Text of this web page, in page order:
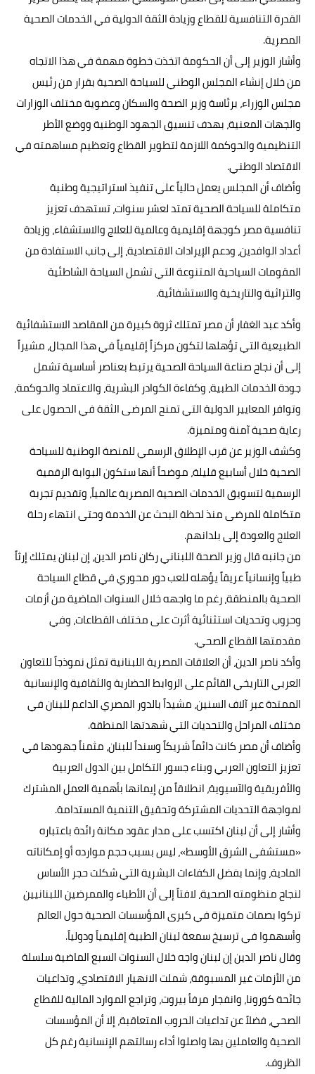
القدرة التنافسية للقطاع وزيادة الثقة الدولية في الخدمات الصحية
المصرية.
وأشار الوزير إلى أن الحكومة اتخذت خطوة مهمة في هذا الاتجاه
من خلال إنشاء المجلس الوطني للسياحة الصحية بقرار من رئيس
مجلس الوزراء، برئاسة وزير الصحة والسكان وعضوية مختلف الوزارات
والجهات المعنية، بهدف تنسيق الجهود الوطنية ووضع الأطر
التنظيمية والحوكمة اللازمة لتطوير القطاع وتعظيم مساهمته في
الاقتصاد الوطني.
وأضاف أن المجلس يعمل حالياً على تنفيذ استراتيجية وطنية
متكاملة للسياحة الصحية تمتد لعشر سنوات، تستهدف تعزيز
تنافسية مصر كوجهة إقليمية وعالمية للعلاج والاستشفاء، وزيادة
أعداد الوافدين، ودعم الإيرادات الاقتصادية، إلى جانب الاستفادة من
المقومات السياحية المتنوعة التي تشمل السياحة الشاطئية
والتراثية والتاريخية والاستشفائية.
وأكد عبد الغفار أن مصر تمتلك ثروة كبيرة من المقاصد الاستشفائية
الطبيعية التي تؤهلها لتكون مركزاً إقليمياً في هذا المجال، مشيراً
إلى أن نجاح صناعة السياحة الصحية يرتبط بعناصر أساسية تشمل
جودة الخدمات الطبية، وكفاءة الكوادر البشرية، والاعتماد والحوكمة،
وتوافر المعايير الدولية التي تمنح المرضى الثقة في الحصول على
رعاية صحية آمنة ومتميزة.
وكشف الوزير عن قرب الإطلاق الرسمي للمنصة الوطنية للسياحة
الصحية خلال أسابيع قليلة، موضحاً أنها ستكون البوابة الرقمية
الرسمية لتسويق الخدمات الصحية المصرية عالمياً، وتقديم تجربة
متكاملة للمرضى منذ لحظة البحث عن الخدمة وحتى انتهاء رحلة
العلاج والعودة إلى بلدانهم.
من جانبه قال وزير الصحة اللبناني ركان ناصر الدين، إن لبنان يمتلك إرثاً
طبياً وإنسانياً عريقاً يؤهله للعب دور محوري في قطاع السياحة
الصحية بالمنطقة، رغم ما واجهه خلال السنوات الماضية من أزمات
وحروب وتحديات استثنائية أثرت على مختلف القطاعات، وفي
مقدمتها القطاع الصحي.
وأكد ناصر الدين، أن العلاقات المصرية اللبنانية تمثل نموذجاً للتعاون
العربي التاريخي القائم على الروابط الحضارية والثقافية والإنسانية
الممتدة عبر آلاف السنين، مشيداً بالدور المصري الداعم للبنان في
مختلف المراحل والتحديات التي شهدتها المنطقة.
وأضاف أن مصر كانت دائماً شريكاً وسنداً للبنان، مثمناً جهودها في
تعزيز التعاون العربي وبناء جسور التكامل بين الدول العربية
والأفريقية والآسيوية، انطلاقاً من إيمانها بأهمية العمل المشترك
لمواجهة التحديات المشتركة وتحقيق التنمية المستدامة.
وأشار إلى أن لبنان اكتسب على مدار عقود مكانة رائدة باعتباره
«مستشفى الشرق الأوسط»، ليس بسبب حجم موارده أو إمكاناته
المادية، وإنما بفضل الكفاءات البشرية التي شكلت حجر الأساس
لنجاح منظومته الصحية، لافتاً إلى أن الأطباء والممرضين اللبنانيين
تركوا بصمات متميزة في كبرى المؤسسات الصحية حول العالم
وأسهموا في ترسيخ سمعة لبنان الطبية إقليمياً ودولياً.
وقال ناصر الدين إن لبنان واجه خلال السنوات السبع الماضية سلسلة
من الأزمات غير المسبوقة، شملت الانهيار الاقتصادي، وتداعيات
جائحة كورونا، وانفجار مرفأ بيروت، وتراجع الموارد المالية للقطاع
الصحي، فضلاً عن تداعيات الحروب المتعاقبة، إلا أن المؤسسات
الصحية والعاملين بها واصلوا أداء رسالتهم الإنسانية رغم كل
الظروف.